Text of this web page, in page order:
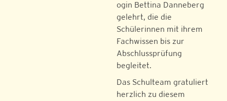
ogin Bettina Danneberg
gelehrt, die die
Schülerinnen mit ihrem
Fachwissen bis zur
Abschlussprüfung
begleitet.
Das Schulteam gratuliert
herzlich zu diesem